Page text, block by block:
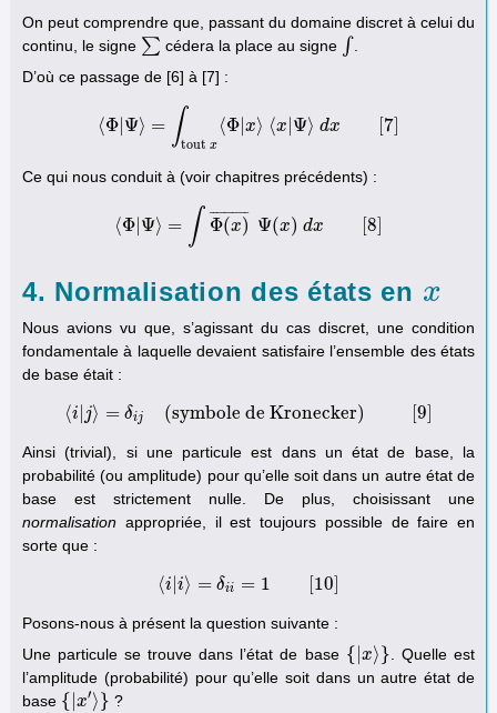
On peut comprendre que, passant du domaine discret à celui du
continu, le signe ∑
∑ cédera la place au signe ∫
∫
D’où ce passage de [6] à [7] :
⟨Φ| Ψ⟩ = ∫tout x
⟨Φ| x⟩ ⟨x Ψ⟩ dx 7
⟨ Φ| Ψ⟩ tout x⟨ Φ|x ⟩ ⟨x |Ψ⟩ dx[7
Ce qui nous conduit à (voir chapitres précédents) :
⟨Φ|Ψ⟩ = ∫ Φ(x)
¯ ¯
¯¯¯¯¯¯¯¯ Ψ(x) dx [8]
Φ| Ψ⟩ =∫Φ(x)¯ Ψ(x) dx[8
4. Normalisation des états en x
x
Nous avions vu que, s’agissant du cas discret, une condition
fondamentale à laquelle devaient satisfaire l’ensemble des états
de base était :
⟨i|j⟩ = δij (symbole de Kronecker) [9]
⟨i|j δij(symbole de Kronecker) [9
Ainsi (trivial), si une particule est dans un état de base, la
probabilité (ou amplitude) pour qu’elle soit dans un autre état de
base est strictement nulle. De plus, choisissant une
normalisation appropriée, il est toujours possible de faire en
sorte que :
⟨i|i⟩ = δii = 1 [10]
⟨i i⟩= δii= 1[
Posons-nous à présent la question suivante :
Une particule se trouve dans l’état de base {|x⟩}
{| x⟩}
. Quelle est
l’amplitude (probabilité) pour qu’elle soit dans un autre état de
base {|x′⟩}
{ x′⟩}
?